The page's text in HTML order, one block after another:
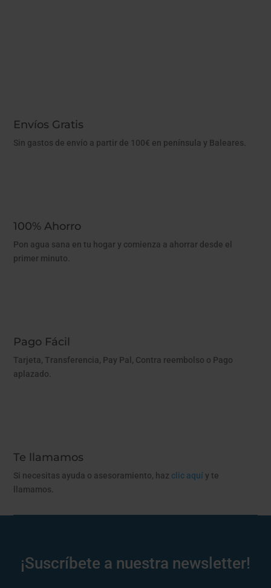
Envíos Gratis
Sin gastos de envío a partir de 100€ en península y Baleares.
100% Ahorro
Pon agua sana en tu hogar y comienza a ahorrar desde el
primer minuto.
Pago Fácil
Tarjeta, Transferencia, Pay Pal, Contra reembolso o Pago
aplazado.
Te llamamos
Si necesitas ayuda o asesoramiento, haz clic aquí y te
llamamos.
¡Suscríbete a nuestra newsletter!